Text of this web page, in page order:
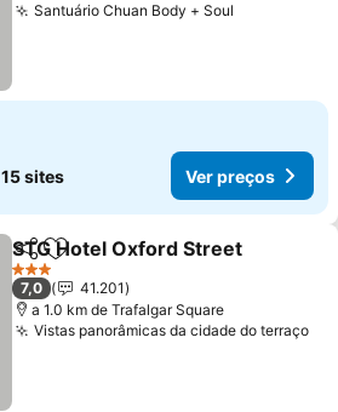
Santuário Chuan Body + Soul
15 sites Ver preços
PartilharAdicionar aos favoritos
STG Hotel Oxford Street
3 Estrelas
7,0
41.201
a 1.0 km de Trafalgar Square
Vistas panorâmicas da cidade do terraço